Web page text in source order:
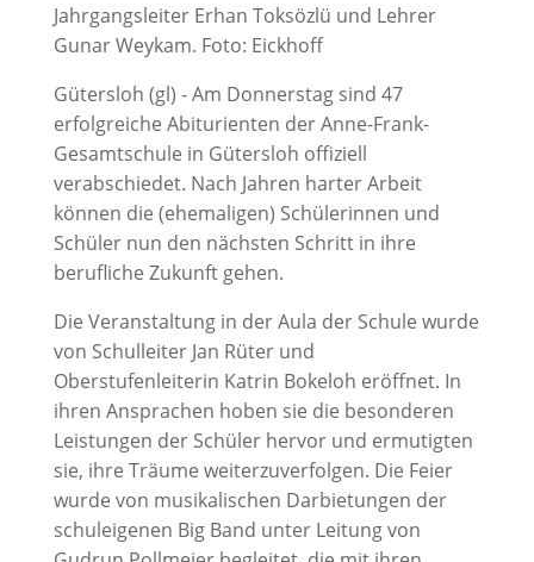
Jahrgangsleiter Erhan Toksözlü und Lehrer
Gunar Weykam. Foto: Eickhoff
Gütersloh (gl) - Am Donnerstag sind 47
erfolgreiche Abiturienten der Anne-Frank-
Gesamtschule in Gütersloh offiziell
verabschiedet. Nach Jahren harter Arbeit
können die (ehemaligen) Schülerinnen und
Schüler nun den nächsten Schritt in ihre
berufliche Zukunft gehen.
Die Veranstaltung in der Aula der Schule wurde
von Schulleiter Jan Rüter und
Oberstufenleiterin Katrin Bokeloh eröffnet. In
ihren Ansprachen hoben sie die besonderen
Leistungen der Schüler hervor und ermutigten
sie, ihre Träume weiterzuverfolgen. Die Feier
wurde von musikalischen Darbietungen der
schuleigenen Big Band unter Leitung von